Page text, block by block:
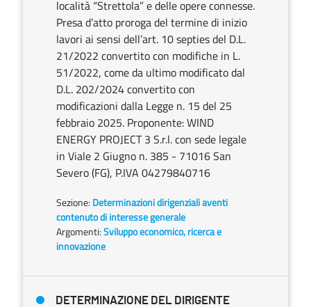
località “Strettola” e delle opere connesse.
Presa d’atto proroga del termine di inizio
lavori ai sensi dell’art. 10 septies del D.L.
21/2022 convertito con modifiche in L.
51/2022, come da ultimo modificato dal
D.L. 202/2024 convertito con
modificazioni dalla Legge n. 15 del 25
febbraio 2025. Proponente: WIND
ENERGY PROJECT 3 S.r.l. con sede legale
in Viale 2 Giugno n. 385 - 71016 San
Severo (FG), P.IVA 04279840716
Sezione: Determinazioni dirigenziali aventi
contenuto di interesse generale
Argomenti:Sviluppo economico, ricerca e
innovazione
DETERMINAZIONE DEL DIRIGENTE